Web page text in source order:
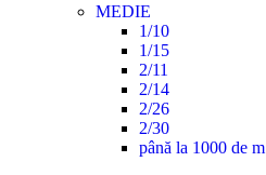
MEDIE
1/10
1/15
2/11
2/14
2/26
2/30
până la 1000 de m